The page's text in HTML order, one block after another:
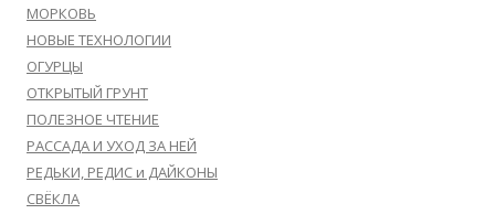
МОРКОВЬ
НОВЫЕ ТЕХНОЛОГИИ
ОГУРЦЫ
ОТКРЫТЫЙ ГРУНТ
ПОЛЕЗНОЕ ЧТЕНИЕ
РАССАДА И УХОД ЗА НЕЙ
РЕДЬКИ, РЕДИС и ДАЙКОНЫ
СВЁКЛА